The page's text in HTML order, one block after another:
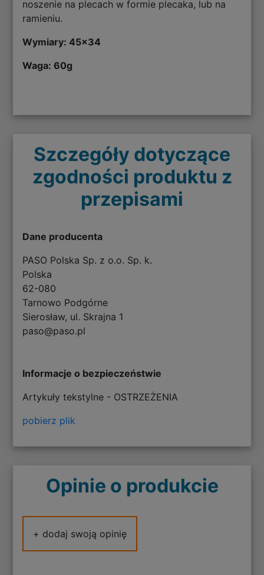
noszenie na plecach w formie plecaka, lub na
ramieniu.
Wymiary: 45x34
Waga: 60g
Szczegóły dotyczące
zgodności produktu z
przepisami
Dane producenta
PASO Polska Sp. z o.o. Sp. k.
Polska
62-080
Tarnowo Podgórne
Sierosław, ul. Skrajna 1
paso@paso.pl
Informacje o bezpieczeństwie
Artykuły tekstylne - OSTRZEŻENIA
pobierz plik
Opinie o produkcie
+ dodaj swoją opinię